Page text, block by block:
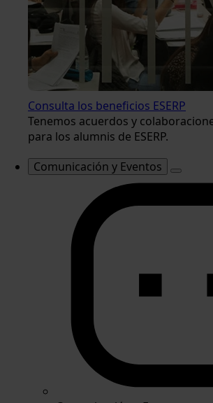
Consulta los beneficios ESERP
Tenemos acuerdos y
para los alumnis de ESERP.
Comunicación y Eventos